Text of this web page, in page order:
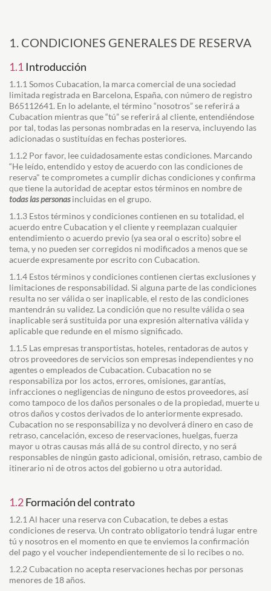
1. CONDICIONES GENERALES DE RESERVA
1.1 Introducción
1.1.1 Somos Cubacation, la marca comercial de una sociedad
limitada registrada en Barcelona, España, con número de registro
B65112641. En lo adelante, el término “nosotros” se referirá a
Cubacation mientras que “tú” se referirá al cliente, entendiéndose
por tal, todas las personas nombradas en la reserva, incluyendo las
adicionadas o sustituídas en fechas posteriores.
1.1.2 Por favor, lee cuidadosamente estas condiciones. Marcando
“He leído, entendido y estoy de acuerdo con las condiciones de
reserva" te comprometes a cumplir dichas condiciones y confirma
que tiene la autoridad de aceptar estos términos en nombre de
todas las personasincluidas en el grupo.
1.1.3 Estos términos y condiciones contienen en su totalidad, el
acuerdo entre Cubacation y el cliente y reemplazan cualquier
entendimiento o acuerdo previo (ya sea oral o escrito) sobre el
tema, y no pueden ser corregidos ni modificados a menos que se
acuerde expresamente por escrito con Cubacation.
1.1.4 Estos términos y condiciones contienen ciertas exclusiones y
limitaciones de responsabilidad. Si alguna parte de las condiciones
resulta no ser válida o ser inaplicable, el resto de las condiciones
mantendrán su validez. La condición que no resulte válida o sea
inaplicable será sustituida por una expresión alternativa válida y
aplicable que redunde en el mismo significado.
1.1.5 Las empresas transportistas, hoteles, rentadoras de autos y
otros proveedores de servicios son empresas independientes y no
agentes o empleados de Cubacation. Cubacation no se
responsabiliza por los actos, errores, omisiones, garantías,
infracciones o negligencias de ninguno de estos proveedores, así
como tampoco de los daños personales o de la propiedad, muerte u
otros daños y costos derivados de lo anteriormente expresado.
Cubacation no se responsabiliza y no devolverá dinero en caso de
retraso, cancelación, exceso de reservaciones, huelgas, fuerza
mayor u otras causas más allá de su control directo, y no será
responsables de ningún gasto adicional, omisión, retraso, cambio de
itinerario ni de otros actos del gobierno u otra autoridad.
1.2Formación del contrato
1.2.1 Al hacer una reserva con Cubacation, te debes a estas
condiciones de reserva. Un contrato obligatorio tendrá lugar entre
tú y nosotros en el momento en que te enviemos la confirmación
del pago y el voucher independientemente de si lo recibes o no.
1.2.2 Cubacation no acepta reservaciones hechas por personas
menores de 18 años.